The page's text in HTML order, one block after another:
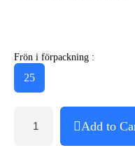
Frön i förpackning :
25
Add to